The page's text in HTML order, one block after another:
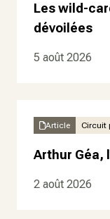
Les wild-
dévoilées
5 août 2026
Article Circuit
Arthur Géa,
2 août 2026